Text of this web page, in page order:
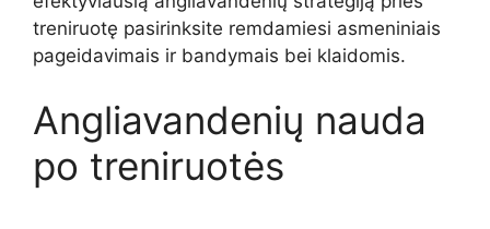
treniruotę pasirinksite remdamiesi asmeniniais
pageidavimais ir bandymais bei klaidomis.
Angliavandenių nauda
po treniruotės